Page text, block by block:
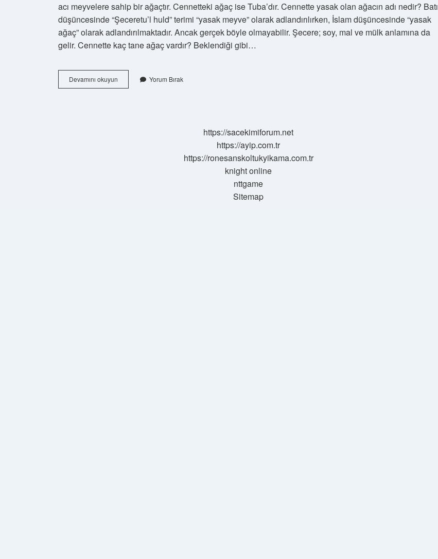
acı meyvelere sahip bir ağaçtır. Cennetteki ağaç ise Tuba’dır. Cennette yasak olan ağacın adı nedir? Batı
düşüncesinde “Şeceretu’l huld” terimi “yasak meyve” olarak adlandırılırken, İslam düşüncesinde “yasak
ağaç” olarak adlandırılmaktadır. Ancak gerçek böyle olmayabilir. Şecere; soy, mal ve mülk anlamına da
gelir. Cennette kaç tane ağaç vardır? Beklendiği gibi…
Devamını okuyun Cennetteki
Son
Yorum Bırak
https://sacekimiforum.net
https://ayip.com.tr
https://ronesanskoltukyikama.com.tr
knight online
nttgame
Sitemap